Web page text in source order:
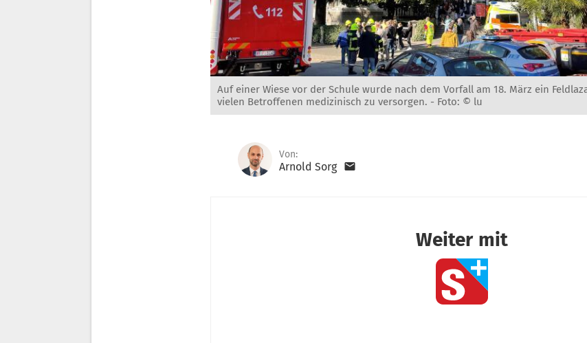
Auf einer Wiese vor der Schule wurde nach dem Vorfall am 18. März ein
vielen Betroffenen medizinisch zu versorgen. - Foto: © lu
Von:
Arnold Sorg